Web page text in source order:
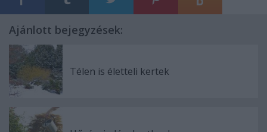
Ajánlott bejegyzések:
Télen is életteli kertek